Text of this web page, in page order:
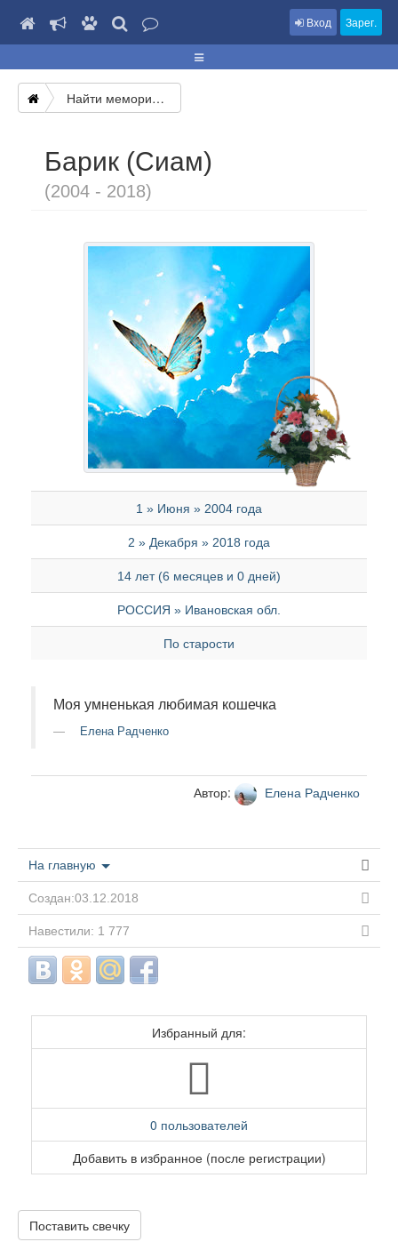
Вход Зарег.
Найти мемориал
Барик (Сиам)
(2004 - 2018)
1 » Июня » 2004 года
2 » Декабря » 2018 года
14 лет (6 месяцев и 0 дней)
РОССИЯ » Ивановская обл.
По старости
Моя умненькая любимая кошечка
Елена Радченко
Автор: Елена Радченко
На главную
Создан:03.12.2018
Навестили: 1 777
Избранный для:
0 пользователей
Добавить в избранное (после регистрации)
Поставить свечку